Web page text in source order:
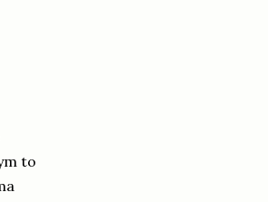
to